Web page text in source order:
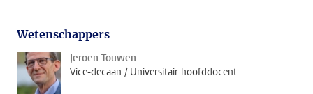
Wetenschappers
Jeroen Touwen
Vice-decaan / Universitair hoofddocent